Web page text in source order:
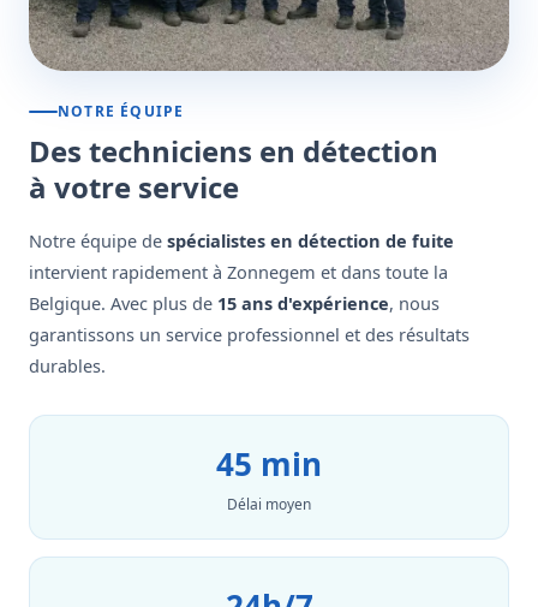
NOTRE ÉQUIPE
Des techniciens en détection
à votre service
Notre équipe de spécialistes en détection de fuite
intervient rapidement à Zonnegem et dans toute la
Belgique. Avec plus de 15 ans d'expérience, nous
garantissons un service professionnel et des résultats
durables.
45 min
Délai moyen